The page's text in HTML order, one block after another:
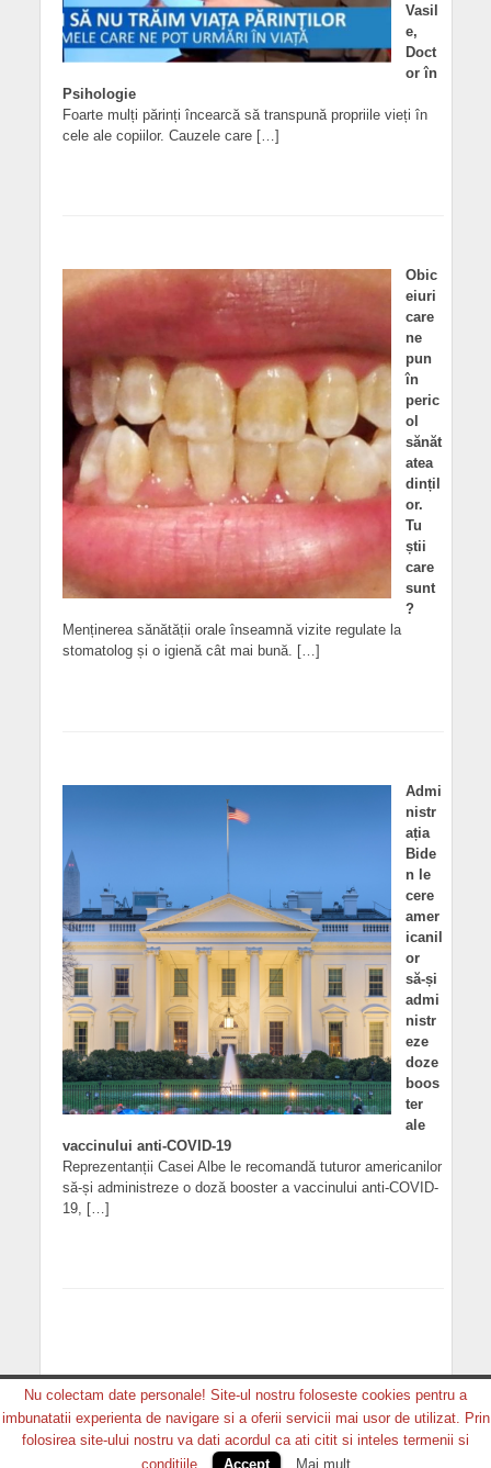
Vasil
e,
Doct
or în
Psihologie
Foarte mulți părinți încearcă să transpună propriile vieți în
cele ale copiilor. Cauzele care […]
Obic
eiuri
care
ne
pun
în
peric
ol
sănăt
atea
dințil
or.
Tu
știi
care
sunt
?
Menținerea sănătății orale înseamnă vizite regulate la
stomatolog și o igienă cât mai bună. […]
Admi
nistr
ația
Bide
n le
cere
amer
icanil
or
să-și
admi
nistr
eze
doze
boos
ter
ale
vaccinului anti-COVID-19
Reprezentanții Casei Albe le recomandă tuturor americanilor
să-și administreze o doză booster a vaccinului anti-COVID-
19, […]
Copyright © 2026. MEDIA GRUP PRODUCTION. Toate
drepturile rezervate.
Nu colectam date personale! Site-ul nostru foloseste cookies pentru a
imbunatatii experienta de navigare si a oferii servicii mai usor de utilizat. Prin
folosirea site-ului nostru va dati acordul ca ati citit si inteles termenii si
conditiile.
Accept Mai mult